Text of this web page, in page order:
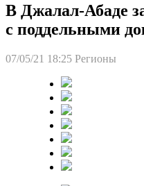
В Джалал-Абаде
с поддельными
07/05/21 18:25 Регионы